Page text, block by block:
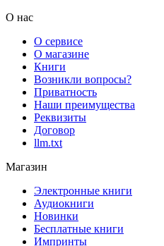
О нас
О сервисе
О магазине
Книги
Возникли вопросы?
Приватность
Наши преимущества
Реквизиты
Договор
llm.txt
Магазин
Электронные книги
Аудиокниги
Новинки
Бесплатные книги
Импринты